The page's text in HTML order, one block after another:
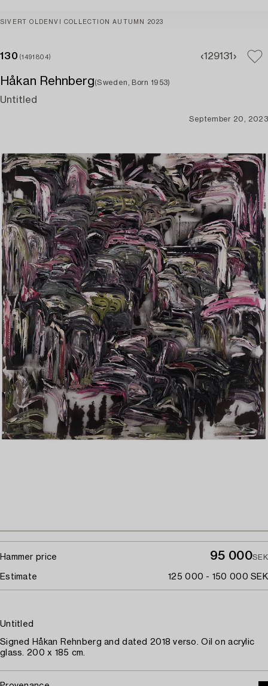
SIVERT OLDENVI COLLECTION AUTUMN 2023
130 (1491804) 129131
Håkan Rehnberg(Sweden, Born 1953)
Untitled
September 20, 2023
Hammer price 95 000SEK
Estimate 125 000 - 150 000 SEK
Untitled
Signed Håkan Rehnberg and dated 2018 verso. Oil on acrylic
glass. 200 x 185 cm.